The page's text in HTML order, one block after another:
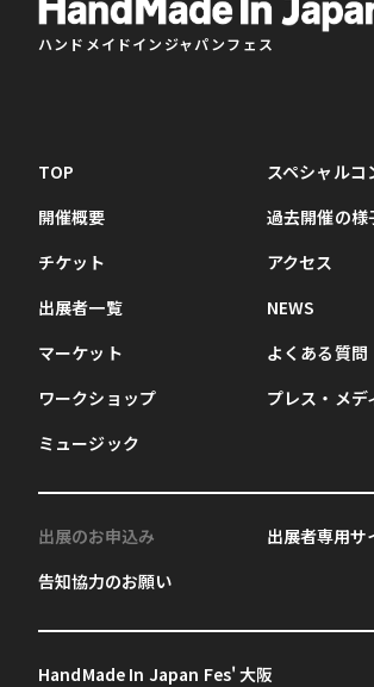
ハンドメイドインジャパンフェス
TOP
開催概要
チケット
出展者一覧
マーケット
ワークショップ
ミュージック
スペシャルコ
過去開催の様
アクセス
NEWS
よくある質問
プレス・メデ
出展のお申込み
告知協力のお願い
出展者専用サ
HandMade In Japan Fes' 大阪